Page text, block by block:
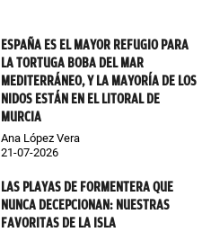
ESPAÑA ES EL MAYOR REFUGIO PARA
LA TORTUGA BOBA DEL MAR
MEDITERRÁNEO, Y LA MAYORÍA DE LOS
NIDOS ESTÁN EN EL LITORAL DE
MURCIA
Ana López Vera
21-07-2026
LAS PLAYAS DE FORMENTERA QUE
NUNCA DECEPCIONAN: NUESTRAS
FAVORITAS DE LA ISLA